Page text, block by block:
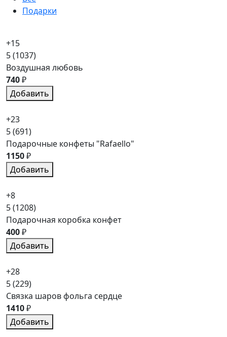
Подарки
+15
5(1037)
Воздушная любовь
740₽
Добавить
+23
5(691)
Подарочные конфеты "Rafaello"
1150₽
Добавить
+8
5(1208)
Подарочная коробка конфет
400₽
Добавить
+28
5(229)
Связка шаров фольга сердце
1410₽
Добавить